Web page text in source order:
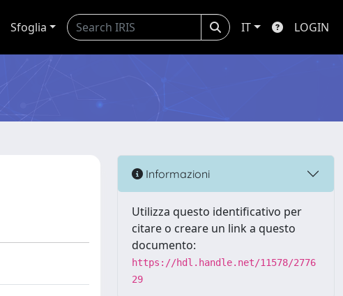
Sfoglia IT LOGIN
Informazioni
Utilizza questo identificativo per
citare o creare un link a questo
documento:
https://hdl.handle.net/11578/2776
29